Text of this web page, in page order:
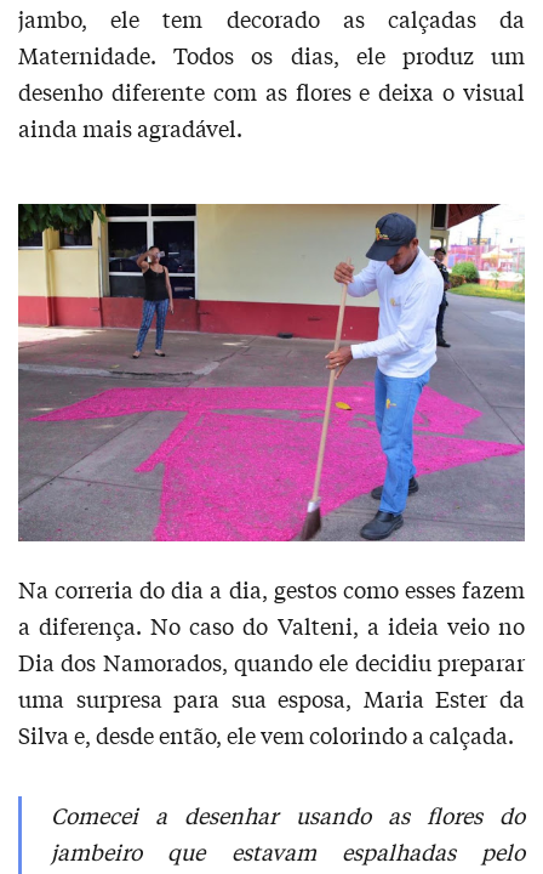
jambo, ele tem decorado as calçadas da
Maternidade. Todos os dias, ele produz um
desenho diferente com as flores e deixa o visual
ainda mais agradável.
Na correria do dia a dia, gestos como esses fazem
a diferença. No caso do Valteni, a ideia veio no
Dia dos Namorados, quando ele decidiu preparar
uma surpresa para sua esposa, Maria Ester da
Silva e, desde então, ele vem colorindo a calçada.
Comecei a desenhar usando as flores do
jambeiro que estavam espalhadas pelo